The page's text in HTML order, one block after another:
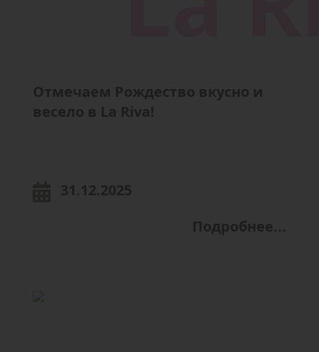
Отмечаем Рождество вкусно и
весело в La Riva!
31.12.2025
Подробнее...